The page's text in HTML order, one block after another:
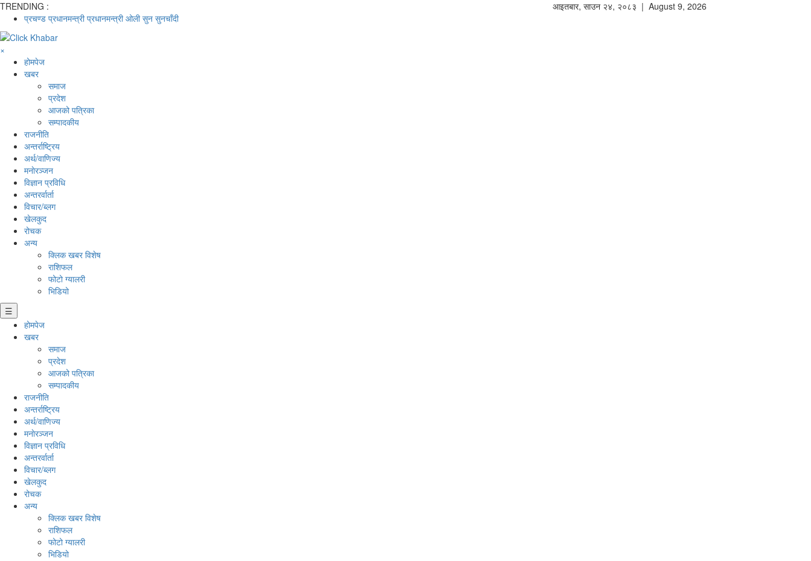
TRENDING :
प्रचण्ड प्रधानमन्त्री प्रधानमन्त्री ओली सुन सुनचाँदी
आइतबार, साउन २४, २०८३ | August 9, 2026
×
होमपेज
खबर
समाज
प्रदेश
आजको पत्रिका
सम्पादकीय
राजनीति
अन्तर्राष्ट्रिय
अर्थ/वाणिज्य
मनाेरञ्जन
विज्ञान प्रविधि
अन्तरर्वार्ता
विचार/ब्लग
खेलकुद
रोचक
अन्य
क्लिक खबर विशेष
राशिफल
फोटो ग्यालरी
भिडियो
☰
होमपेज
खबर
समाज
प्रदेश
आजको पत्रिका
सम्पादकीय
राजनीति
अन्तर्राष्ट्रिय
अर्थ/वाणिज्य
मनाेरञ्जन
विज्ञान प्रविधि
अन्तरर्वार्ता
विचार/ब्लग
खेलकुद
रोचक
अन्य
क्लिक खबर विशेष
राशिफल
फोटो ग्यालरी
भिडियो